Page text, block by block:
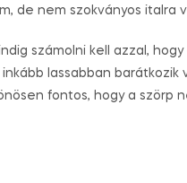
de nem szokványos italra
számolni kell azzal,
lassabban barátkozik
fontos, hogy a szörp